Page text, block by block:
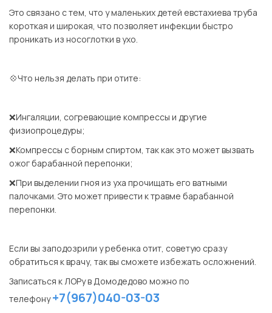
Это связано с тем, что у маленьких детей евстахиева труба
короткая и широкая, что позволяет инфекции быстро
проникать из носоглотки в ухо.
💠Что нельзя делать при отите:
❌Ингаляции, согревающие компрессы и другие
физиопроцедуры;
❌Компрессы с борным спиртом, так как это может вызвать
ожог барабанной перепонки;
❌При выделении гноя из уха прочищать его ватными
палочками. Это может привести к травме барабанной
перепонки.
Если вы заподозрили у ребенка отит, советую сразу
обратиться к врачу, так вы сможете избежать осложнений.
Записаться к ЛОРу в Домодедово можно по
телефону+7(967)040-03-03